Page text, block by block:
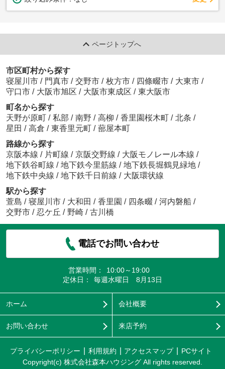
ページトップへ
市区町村から探す
寝屋川市 / 門真市 / 交野市 / 枚方市 / 四條畷市 / 大東市 /
守口市 / 大阪市旭区 / 大阪市東成区 / 東大阪市
町名から探す
天野が原町 / 私部 / 南野 / 高柳 / 香里園桜木町 / 北条 /
星田 / 高倉 / 東香里元町 / 蔀屋本町
路線から探す
京阪本線 / 片町線 / 京阪交野線 / 大阪モノレール本線 /
地下鉄谷町線 / 地下鉄今里筋線 / 地下鉄長堀鶴見緑地 /
地下鉄中央線 / 地下鉄千日前線 / 大阪環状線
駅から探す
萱島 / 寝屋川市 / 大和田 / 香里園 / 四条畷 / 河内磐船 /
交野市 / 忍ケ丘 / 野崎 / 古川橋
電話でお問い合わせ
営業時間：
10:00～19:00
定休日：
毎週水曜日 8月13日
ホーム 会社概要
お問い合わせ 来店予約
プライバシーポリシー 利用規約 アクセスマップ
PCサイト
Copyright(c) 株式会社森本ハウジング All rights reserved.